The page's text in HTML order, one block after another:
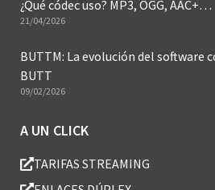
¿Qué códec uso? MP3, OGG, AAC+…
21/04/2026
BUTTM: La evolución del software
BUTT
09/02/2026
A UN CLICK
TARIFAS STREAMING